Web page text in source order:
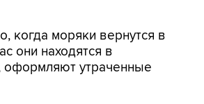
когда моряки вернутся в
они находятся в
оформляют утраченные